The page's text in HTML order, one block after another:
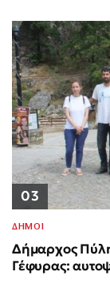
03
ΔΗΜΟΙ
Δήμαρχος
Γέφυρας: